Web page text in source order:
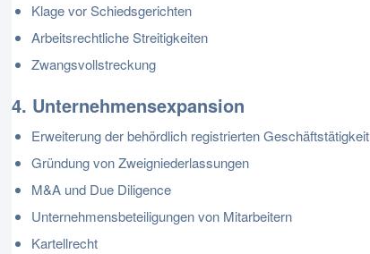
Klage vor Schiedsgerichten
Arbeitsrechtliche Streitigkeiten
Zwangsvollstreckung
4. Unternehmensexpansion
Erweiterung der behördlich registrierten Geschäftstätigkeit
Gründung von Zweigniederlassungen
M&A und Due Diligence
Unternehmensbeteiligungen von Mitarbeitern
Kartellrecht